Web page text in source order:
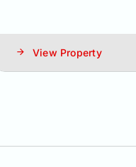
View Property